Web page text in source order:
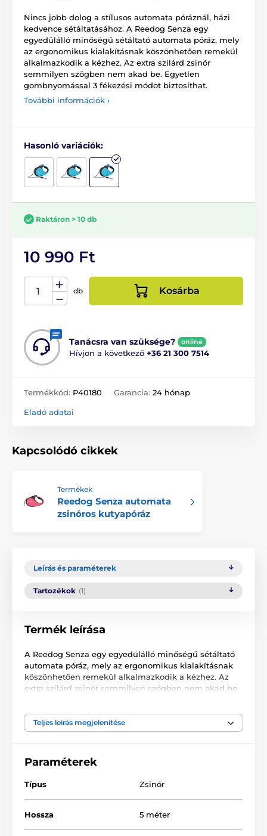
Nincs jobb dolog a stílusos automata póráznál, házi
kedvence sétáltatásához. A Reedog Senza egy
egyedülálló minőségű sétáltató automata póráz, mely
az ergonomikus kialakításnak köszönhetően remekül
alkalmazkodik a kézhez. Az extra szilárd zsinór
semmilyen szögben nem akad be. Egyetlen
gombnyomással 3 fékezési módot biztosíthat.
További információk ›
Hasonló variációk:
Raktáron > 10 db
10 990 Ft
db Kosárba
Tanácsra van szüksége? online
Hívjon a következő +36 21 300 7514
Termékkód: P40180 Garancia: 24 hónap
Eladó adatai
Kapcsolódó cikkek
Termékek
Reedog Senza automata
zsinóros kutyapóráz
Leírás és paraméterek
Tartozékok (1)
Termék leírása
A Reedog Senza egy egyedülálló minőségű sétáltató
automata póráz, mely az ergonomikus kialakításnak
köszönhetően remekül alkalmazkodik a kézhez. Az
extra szilárd zsinór semmilyen szögben nem akad be.
A Reedog Senza bárhol és bármikor biztosítja a
kényelmes és könnyű kezelhetőséget. Szinte minden
a gyors reakció.
Teljes leírás megjelenítése
Paraméterek
Típus Zsinór
Hossza 5 méter